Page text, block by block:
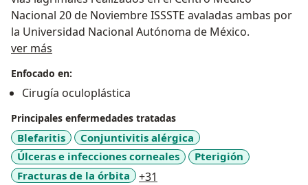
Nacional 20 de Noviembre ISSSTE avaladas ambas por
la Universidad Nacional Autónoma de México.
ver más
Enfocado en:
Cirugía oculoplástica
Principales enfermedades tratadas
Blefaritis
Conjuntivitis alérgica
Úlceras e infecciones corneales
Pterigión
Fracturas de la órbita
+31